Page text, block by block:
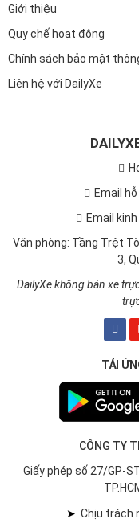
Giới thiệu
Quy chế hoạt động
Chính sách bảo mật
Liên hệ với DailyXe
Email
Email
Văn phòng: Tầng Trệt
3,
DailyXe không bán xe
TẢI
CÔNG TY
Giấy phép số 27/GP-
➤ Chịu trách